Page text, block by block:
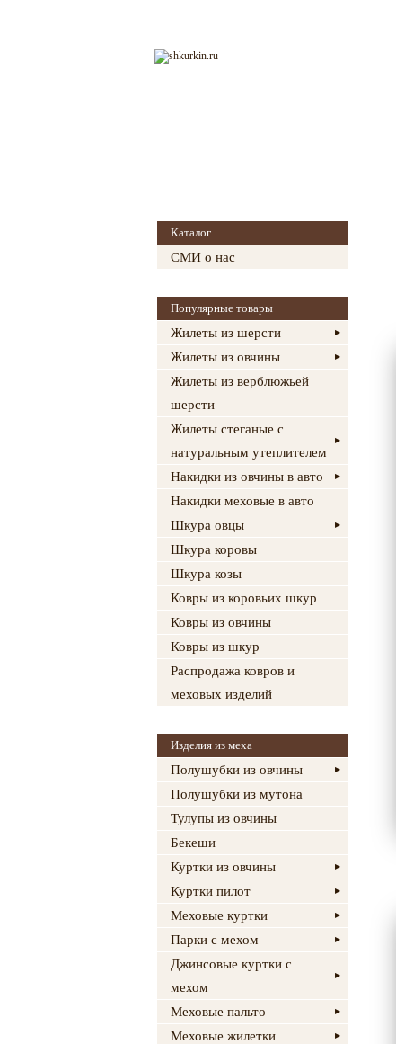
Каталог
СМИ о нас
Популярные товары
Жилеты из шерсти
Жилеты из овчины
Жилеты из верблюжьей
шерсти
Жилеты стеганые с
натуральным утеплителем
Накидки из овчины в авто
Накидки меховые в авто
Шкура овцы
Шкура коровы
Шкура козы
Ковры из коровьих шкур
Ковры из овчины
Ковры из шкур
Распродажа ковров и
меховых изделий
Изделия из меха
Полушубки из овчины
Полушубки из мутона
Тулупы из овчины
Бекеши
Куртки из овчины
Куртки пилот
Меховые куртки
Парки с мехом
Джинсовые куртки с
мехом
Меховые пальто
Меховые жилетки